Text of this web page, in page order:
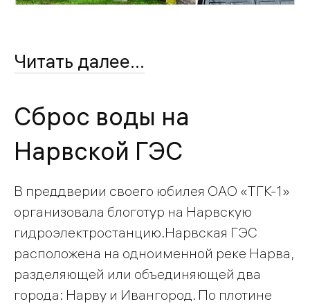
Читать далее...
Сброс воды на
Нарвской ГЭС
В преддверии своего юбилея ОАО «ТГК-1»
организовала блоготур на Нарвскую
гидроэлектростанцию.Нарвская ГЭС
расположена на одноименной реке Нарва,
разделяющей или объединяющей два
города: Нарву и Ивангород. По плотине